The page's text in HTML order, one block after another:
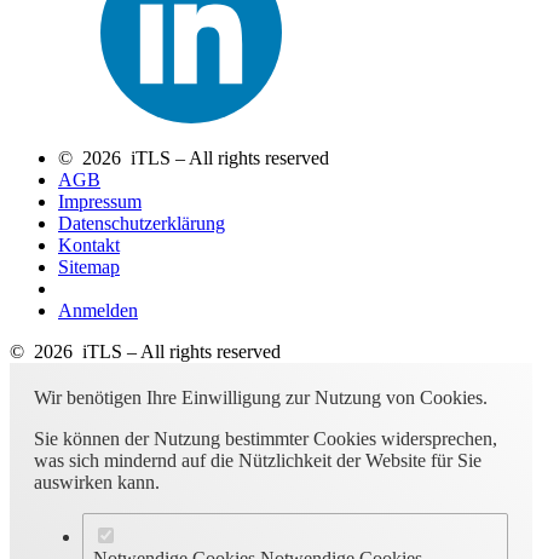
© 2026 iTLS – All rights reserved
AGB
Impressum
Datenschutzerklärung
Kontakt
Sitemap
Anmelden
© 2026 iTLS – All rights reserved
Wir benötigen Ihre Einwilligung zur Nutzung von Cookies.
Sie können der Nutzung bestimmter Cookies widersprechen,
was sich mindernd auf die Nützlichkeit der Website für Sie
auswirken kann.